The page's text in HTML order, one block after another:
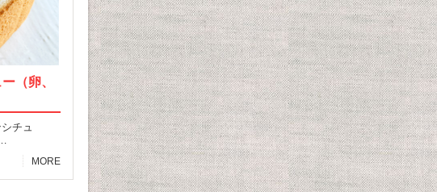
（卵、
チュ
MORE